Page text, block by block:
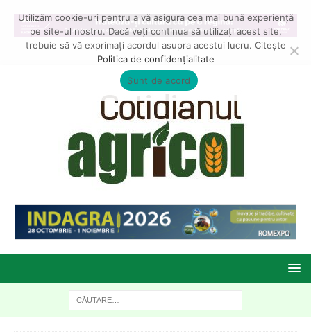
Utilizăm cookie-uri pentru a vă asigura cea mai bună experiență
pe site-ul nostru. Dacă veți continua să utilizați acest site,
trebuie să vă exprimați acordul asupra acestui lucru. Citește
Politica de confidențialitate
Sunt de acord